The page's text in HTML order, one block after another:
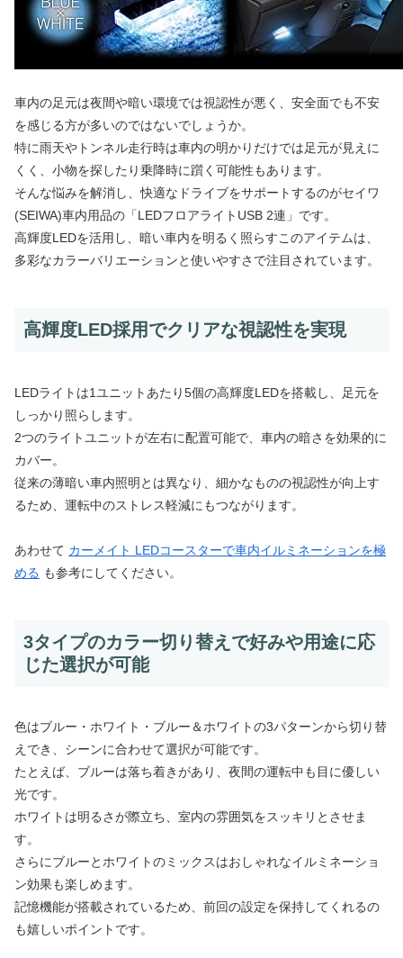
車内の足元は夜間や暗い環境では視認性が悪く、安全面でも不安
を感じる方が多いのではないでしょうか。
特に雨天やトンネル走行時は車内の明かりだけでは足元が見えに
くく、小物を探したり乗降時に躓く可能性もあります。
そんな悩みを解消し、快適なドライブをサポートするのがセイワ
(SEIWA)車内用品の「LEDフロアライトUSB 2連」です。
高輝度LEDを活用し、暗い車内を明るく照らすこのアイテムは、
多彩なカラーバリエーションと使いやすさで注目されています。
高輝度LED採用でクリアな視認性を実現
LEDライトは1ユニットあたり5個の高輝度LEDを搭載し、足元を
しっかり照らします。
2つのライトユニットが左右に配置可能で、車内の暗さを効果的に
カバー。
従来の薄暗い車内照明とは異なり、細かなものの視認性が向上す
るため、運転中のストレス軽減にもつながります。
あわせて カーメイト LEDコースターで車内イルミネーションを極
める も参考にしてください。
3タイプのカラー切り替えで好みや用途に応
じた選択が可能
色はブルー・ホワイト・ブルー＆ホワイトの3パターンから切り替
えでき、シーンに合わせて選択が可能です。
たとえば、ブルーは落ち着きがあり、夜間の運転中も目に優しい
光です。
ホワイトは明るさが際立ち、室内の雰囲気をスッキリとさせま
す。
さらにブルーとホワイトのミックスはおしゃれなイルミネーショ
ン効果も楽しめます。
記憶機能が搭載されているため、前回の設定を保持してくれるの
も嬉しいポイントです。